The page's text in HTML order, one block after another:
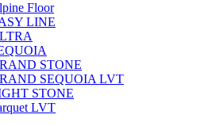
Floor
LINE
STONE
SEQUOIA LVT
STONE
LVT